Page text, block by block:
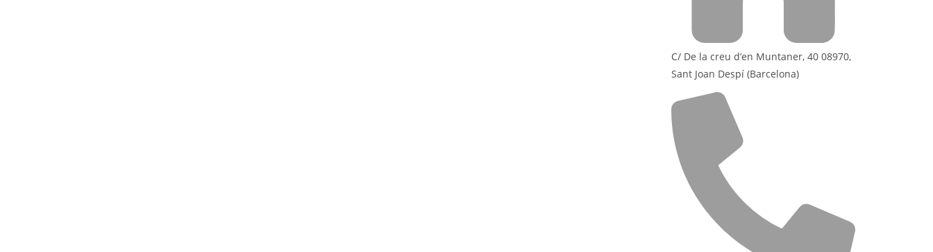
C/ De la creu d’en Muntaner, 40 08970,
Sant Joan Despí (Barcelona)